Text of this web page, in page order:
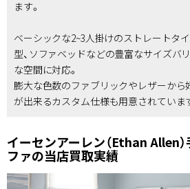
ます。
ベーシックな2~3人掛けのストレートタ
型、ソファベッドなどの豊富なサイズバ
な空間に対応。
膨大な色数のファブリックやレザーから
が出来るカスタム仕様も用意されていま
イーセンアーレン（Ethan Allen
ファの当店買取実績